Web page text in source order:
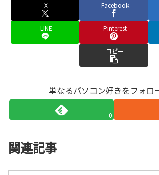
X Facebook
LINE Pinterest
コピー
単なるパソコン好きをフォロ
0
関連記事